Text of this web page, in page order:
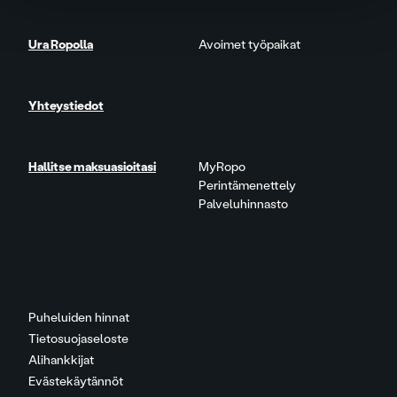
Puheluiden hinnat
Tietosuojaseloste
Alihankkijat
Evästekäytännöt
Ura Ropolla Avoimet työpaikat
Yhteystiedot
Hallitse maksuasioitasi
MyRopo
Perintämenettely
Palveluhinnasto